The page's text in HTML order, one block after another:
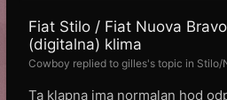
Fiat Stilo / Fiat Nuova
(digitalna) klima
Cowboy replied to gilles's topic in Stilo/
Ta klapna ima normalan hod